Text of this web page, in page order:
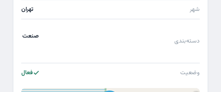
شهر تهران
دسته‌بندی
صنعت
وضعیت فعال